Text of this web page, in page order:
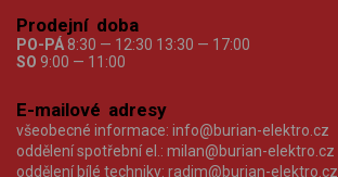
Prodejní doba
PO-PÁ 8:30 — 12:30 13:30 — 17:00
SO 9:00 — 11:00
E-mailové adresy
všeobecné informace: info@burian-elektro.cz
oddělení spotřební el.: milan@burian-elektro.cz
oddělení bílé techniky: radim@burian-elektro.cz